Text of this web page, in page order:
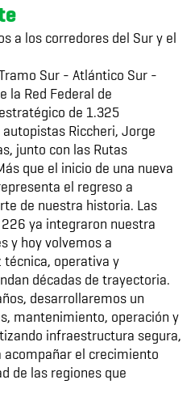
a los corredores del Sur y el
Sur - Atlántico Sur -
la Red Federal de
de 1.325
Riccheri, Jorge
junto con las Rutas
que el inicio de una nueva
el regreso a
de nuestra historia. Las
ya integraron nuestra
y hoy volvemos a
técnica, operativa y
décadas de trayectoria.
desarrollaremos un
mantenimiento, operación y
infraestructura segura,
el crecimiento
de las regiones que